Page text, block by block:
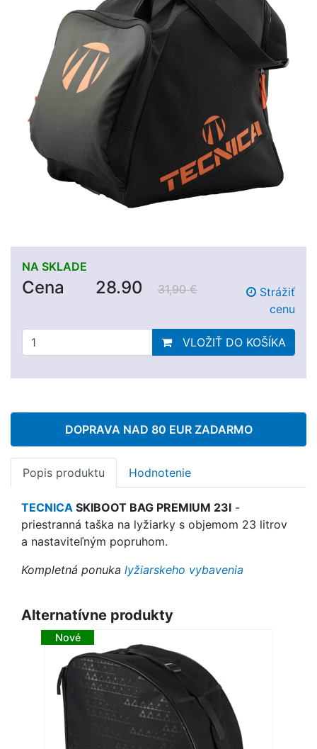
NA SKLADE
Cena 28.90 31,90 €
Strážiť
cenu
VLOŽIŤ DO KOŠÍKA
DOPRAVA NAD 80 EUR ZADARMO
Popis produktu Hodnotenie
TECNICA SKIBOOT BAG PREMIUM 23l -
priestranná taška na lyžiarky s objemom 23 litrov
a nastaviteľným popruhom.
Kompletná ponuka lyžiarskeho vybavenia
Alternatívne produkty
Nové